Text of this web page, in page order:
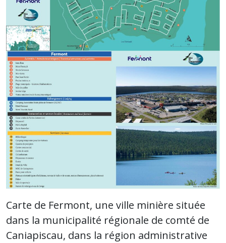
Carte de Fermont, une ville minière située
dans la municipalité régionale de comté de
Caniapiscau, dans la région administrative